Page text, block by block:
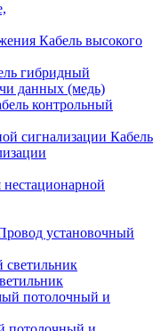
Кабель высокого
гибридный
данных (медь)
контрольный
Кабель
установочный